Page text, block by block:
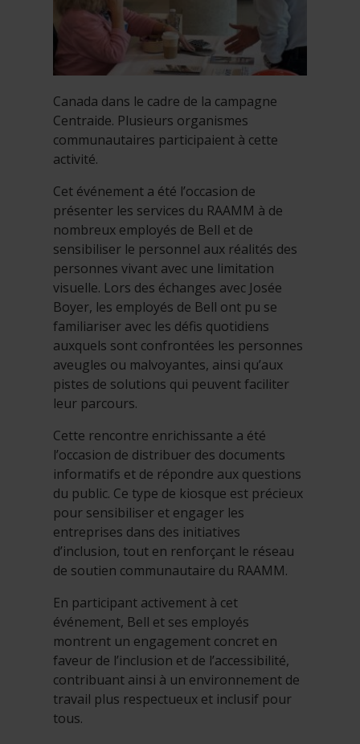
Canada dans le cadre de la campagne
Centraide. Plusieurs organismes
communautaires participaient à cette
activité.
Cet événement a été l’occasion de
présenter les services du RAAMM à de
nombreux employés de Bell et de
sensibiliser le personnel aux réalités des
personnes vivant avec une limitation
visuelle. Lors des échanges avec Josée
Boyer, les employés de Bell ont pu se
familiariser avec les défis quotidiens
auxquels sont confrontées les personnes
aveugles ou malvoyantes, ainsi qu’aux
pistes de solutions qui peuvent faciliter
leur parcours.
Cette rencontre enrichissante a été
l’occasion de distribuer des documents
informatifs et de répondre aux questions
du public. Ce type de kiosque est précieux
pour sensibiliser et engager les
entreprises dans des initiatives
d’inclusion, tout en renforçant le réseau
de soutien communautaire du RAAMM.
En participant activement à cet
événement, Bell et ses employés
montrent un engagement concret en
faveur de l’inclusion et de l’accessibilité,
contribuant ainsi à un environnement de
travail plus respectueux et inclusif pour
tous.